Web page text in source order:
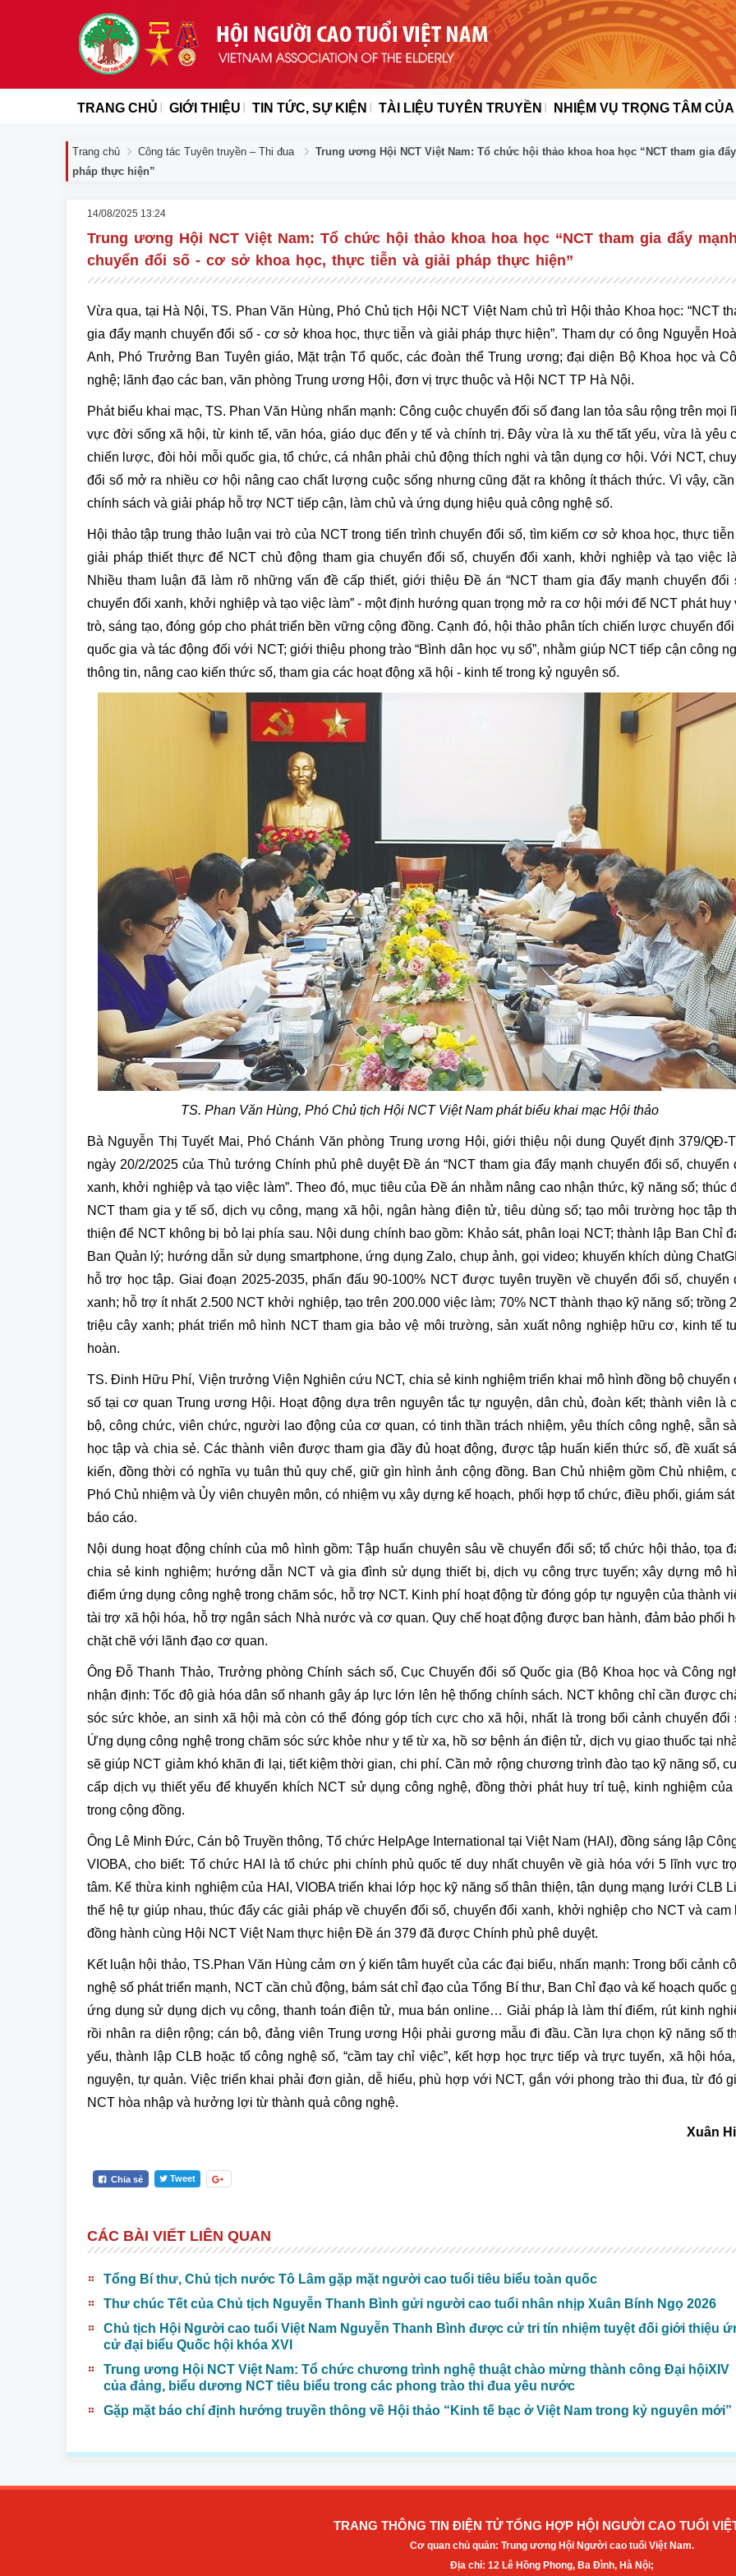
TRANG CHỦ GIỚI THIỆU TIN TỨC, SỰ KIỆN TÀI LIỆU TUYÊN TRUYỀN NHIỆM VỤ TRỌNG TÂM CỦA
Trang chủ Công tác Tuyên truyền – Thi đua
Trung ương Hội NCT Việt Nam: Tổ chức hội thảo khoa hoa học “NCT tham gia
pháp thực hiện”
14/08/2025 13:24
Trung ương Hội NCT Việt Nam: Tổ chức hội thảo khoa hoa học “NCT tham gia đẩy mạnh
chuyển đổi số - cơ sở khoa học, thực tiễn và giải pháp thực hiện”
Vừa qua, tại Hà Nội, TS. Phan Văn Hùng, Phó Chủ tịch Hội NCT Việt Nam chủ trì Hội thảo Khoa học: “NCT
gia đẩy mạnh chuyển đổi số - cơ sở khoa học, thực tiễn và giải pháp thực hiện”. Tham dự có ông Nguyễn
Anh, Phó Trưởng Ban Tuyên giáo, Mặt trận Tổ quốc, các đoàn thể Trung ương; đại diện Bộ Khoa học và
nghệ; lãnh đạo các ban, văn phòng Trung ương Hội, đơn vị trực thuộc và Hội NCT TP Hà Nội.
Phát biểu khai mạc, TS. Phan Văn Hùng nhấn mạnh: Công cuộc chuyển đổi số đang lan tỏa sâu rộng trên mọi
vực đời sống xã hội, từ kinh tế, văn hóa, giáo dục đến y tế và chính trị. Đây vừa là xu thế tất yếu, vừa là yêu
chiến lược, đòi hỏi mỗi quốc gia, tổ chức, cá nhân phải chủ động thích nghi và tận dụng cơ hội. Với NCT,
đổi số mở ra nhiều cơ hội nâng cao chất lượng cuộc sống nhưng cũng đặt ra không ít thách thức. Vì vậy, cần
chính sách và giải pháp hỗ trợ NCT tiếp cận, làm chủ và ứng dụng hiệu quả công nghệ số.
Hội thảo tập trung thảo luận vai trò của NCT trong tiến trình chuyển đổi số, tìm kiếm cơ sở khoa học, thực tiễn
giải pháp thiết thực để NCT chủ động tham gia chuyển đổi số, chuyển đổi xanh, khởi nghiệp và tạo việc
Nhiều tham luận đã làm rõ những vấn đề cấp thiết, giới thiệu Đề án “NCT tham gia đẩy mạnh chuyển đổi
chuyển đổi xanh, khởi nghiệp và tạo việc làm” - một định hướng quan trọng mở ra cơ hội mới để NCT phát huy
trò, sáng tạo, đóng góp cho phát triển bền vững cộng đồng. Cạnh đó, hội thảo phân tích chiến lược chuyển
quốc gia và tác động đối với NCT; giới thiệu phong trào “Bình dân học vụ số”, nhằm giúp NCT tiếp cận công
thông tin, nâng cao kiến thức số, tham gia các hoạt động xã hội - kinh tế trong kỷ nguyên số.
TS. Phan Văn Hùng, Phó Chủ tịch Hội NCT Việt Nam phát biểu khai mạc Hội thảo
Bà Nguyễn Thị Tuyết Mai, Phó Chánh Văn phòng Trung ương Hội, giới thiệu nội dung Quyết định 379/QĐ-
ngày 20/2/2025 của Thủ tướng Chính phủ phê duyệt Đề án “NCT tham gia đẩy mạnh chuyển đổi số, chuyển
xanh, khởi nghiệp và tạo việc làm”. Theo đó, mục tiêu của Đề án nhằm nâng cao nhận thức, kỹ năng số; thúc
NCT tham gia y tế số, dịch vụ công, mạng xã hội, ngân hàng điện tử, tiêu dùng số; tạo môi trường học tập
thiện để NCT không bị bỏ lại phía sau. Nội dung chính bao gồm: Khảo sát, phân loại NCT; thành lập Ban Chỉ
Ban Quản lý; hướng dẫn sử dụng smartphone, ứng dụng Zalo, chụp ảnh, gọi video; khuyến khích dùng
hỗ trợ học tập. Giai đoạn 2025-2035, phấn đấu 90-100% NCT được tuyên truyền về chuyển đổi số, chuyển
xanh; hỗ trợ ít nhất 2.500 NCT khởi nghiệp, tạo trên 200.000 việc làm; 70% NCT thành thạo kỹ năng số; trồng
triệu cây xanh; phát triển mô hình NCT tham gia bảo vệ môi trường, sản xuất nông nghiệp hữu cơ, kinh tế
hoàn.
TS. Đinh Hữu Phí, Viện trưởng Viện Nghiên cứu NCT, chia sẻ kinh nghiệm triển khai mô hình đồng bộ chuyển
số tại cơ quan Trung ương Hội. Hoạt động dựa trên nguyên tắc tự nguyện, dân chủ, đoàn kết; thành viên là
bộ, công chức, viên chức, người lao động của cơ quan, có tinh thần trách nhiệm, yêu thích công nghệ, sẵn
học tập và chia sẻ. Các thành viên được tham gia đầy đủ hoạt động, được tập huấn kiến thức số, đề xuất
kiến, đồng thời có nghĩa vụ tuân thủ quy chế, giữ gìn hình ảnh cộng đồng. Ban Chủ nhiệm gồm Chủ nhiệm,
Phó Chủ nhiệm và Ủy viên chuyên môn, có nhiệm vụ xây dựng kế hoạch, phối hợp tổ chức, điều phối, giám sát
báo cáo.
Nội dung hoạt động chính của mô hình gồm: Tập huấn chuyên sâu về chuyển đổi số; tổ chức hội thảo, tọa
chia sẻ kinh nghiệm; hướng dẫn NCT và gia đình sử dụng thiết bị, dịch vụ công trực tuyến; xây dựng mô
điểm ứng dụng công nghệ trong chăm sóc, hỗ trợ NCT. Kinh phí hoạt động từ đóng góp tự nguyện của thành
tài trợ xã hội hóa, hỗ trợ ngân sách Nhà nước và cơ quan. Quy chế hoạt động được ban hành, đảm bảo phối
chặt chẽ với lãnh đạo cơ quan.
Ông Đỗ Thanh Thảo, Trưởng phòng Chính sách số, Cục Chuyển đổi số Quốc gia (Bộ Khoa học và Công
nhận định: Tốc độ già hóa dân số nhanh gây áp lực lớn lên hệ thống chính sách. NCT không chỉ cần được
sóc sức khỏe, an sinh xã hội mà còn có thể đóng góp tích cực cho xã hội, nhất là trong bối cảnh chuyển đổi
Ứng dụng công nghệ trong chăm sóc sức khỏe như y tế từ xa, hồ sơ bệnh án điện tử, dịch vụ giao thuốc tại
sẽ giúp NCT giảm khó khăn đi lại, tiết kiệm thời gian, chi phí. Cần mở rộng chương trình đào tạo kỹ năng số,
cấp dịch vụ thiết yếu để khuyến khích NCT sử dụng công nghệ, đồng thời phát huy trí tuệ, kinh nghiệm của
trong cộng đồng.
Ông Lê Minh Đức, Cán bộ Truyền thông, Tổ chức HelpAge International tại Việt Nam (HAI), đồng sáng lập
VIOBA, cho biết: Tổ chức HAI là tổ chức phi chính phủ quốc tế duy nhất chuyên về già hóa với 5 lĩnh vực
tâm. Kế thừa kinh nghiệm của HAI, VIOBA triển khai lớp học kỹ năng số thân thiện, tận dụng mạng lưới CLB
thế hệ tự giúp nhau, thúc đẩy các giải pháp về chuyển đổi số, chuyển đổi xanh, khởi nghiệp cho NCT và cam
đồng hành cùng Hội NCT Việt Nam thực hiện Đề án 379 đã được Chính phủ phê duyệt.
Kết luận hội thảo, TS.Phan Văn Hùng cảm ơn ý kiến tâm huyết của các đại biểu, nhấn mạnh: Trong bối cảnh
nghệ số phát triển mạnh, NCT cần chủ động, bám sát chỉ đạo của Tổng Bí thư, Ban Chỉ đạo và kế hoạch quốc
ứng dụng sử dụng dịch vụ công, thanh toán điện tử, mua bán online… Giải pháp là làm thí điểm, rút kinh
rồi nhân ra diện rộng; cán bộ, đảng viên Trung ương Hội phải gương mẫu đi đầu. Cần lựa chọn kỹ năng số
yếu, thành lập CLB hoặc tổ công nghệ số, “cầm tay chỉ việc”, kết hợp học trực tiếp và trực tuyến, xã hội
nguyện, tự quản. Việc triển khai phải đơn giản, dễ hiểu, phù hợp với NCT, gắn với phong trào thi đua, từ đó
NCT hòa nhập và hưởng lợi từ thành quả công nghệ.
Xuân
Chia sẻ Tweet
CÁC BÀI VIẾT LIÊN QUAN
Tổng Bí thư, Chủ tịch nước Tô Lâm gặp mặt người cao tuổi tiêu biểu toàn quốc
Thư chúc Tết của Chủ tịch Nguyễn Thanh Bình gửi người cao tuổi nhân nhịp Xuân Bính Ngọ 2026
Chủ tịch Hội Người cao tuổi Việt Nam Nguyễn Thanh Bình được cử tri tín nhiệm tuyệt đối giới thiệu
cử đại biểu Quốc hội khóa XVI
Trung ương Hội NCT Việt Nam: Tổ chức chương trình nghệ thuật chào mừng thành công Đại hộiXIV
của đảng, biểu dương NCT tiêu biểu trong các phong trào thi đua yêu nước
Gặp mặt báo chí định hướng truyền thông về Hội thảo “Kinh tế bạc ở Việt Nam trong kỷ nguyên mới”
TRANG THÔNG TIN ĐIỆN TỬ TỔNG HỢP HỘI NGƯỜI CAO TUỔI
Cơ quan chủ quản: Trung ương Hội Người cao tuổi Việt Nam.
Địa chỉ: 12 Lê Hồng Phong, Ba Đình, Hà Nội;